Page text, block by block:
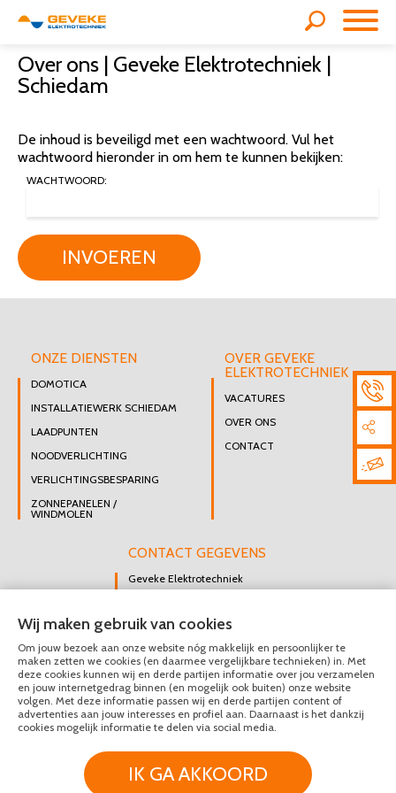
Over ons | Geveke Elektrotechniek |
Schiedam
De inhoud is beveiligd met een wachtwoord. Vul het
wachtwoord hieronder in om hem te kunnen bekijken:
WACHTWOORD:
INVOEREN
ONZE DIENSTEN
DOMOTICA
INSTALLATIEWERK SCHIEDAM
LAADPUNTEN
NOODVERLICHTING
VERLICHTINGSBESPARING
ZONNEPANELEN /
WINDMOLEN
OVER GEVEKE
ELEKTROTECHNIEK
VACATURES
OVER ONS
CONTACT
CONTACT GEGEVENS
Geveke Elektrotechniek
3112 GK Schiedam
DIRECT CONTACT
OPNEMEN
010 426 8447
MAIL ONS
© Geveke Elektrotechniek 2020 - 2026
Wij maken gebruik van cookies
Om jouw bezoek aan onze website nóg makkelijk en persoonlijker te
maken zetten we cookies (en daarmee vergelijkbare technieken) in. Met
deze cookies kunnen wij en derde partijen informatie over jou verzamelen
en jouw internetgedrag binnen (en mogelijk ook buiten) onze website
volgen. Met deze informatie passen wij en derde partijen content of
advertenties aan jouw interesses en profiel aan. Daarnaast is het dankzij
cookies mogelijk informatie te delen via social media.
IK GA AKKOORD